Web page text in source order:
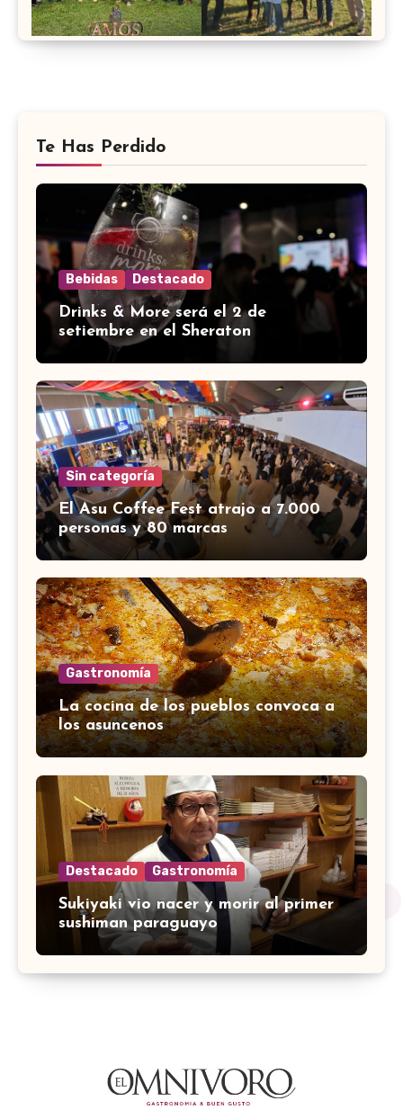
Te Has Perdido
Bebidas Destacado
Drinks & More será el 2 de
setiembre en el Sheraton
Sin categoría
El Asu Coffee Fest atrajo a 7.000
personas y 80 marcas
Gastronomía
La cocina de los pueblos convoca a
los asuncenos
Destacado Gastronomía
Sukiyaki vio nacer y morir al primer
sushiman paraguayo